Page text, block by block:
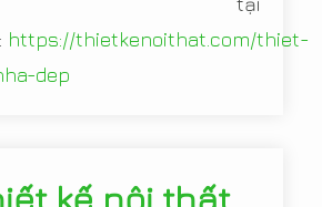
https://thietkenoithat.com/thiet-
dep
kế nội thất